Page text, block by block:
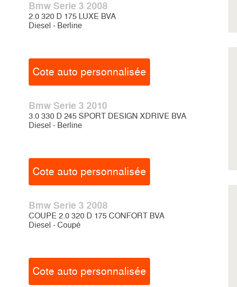
Bmw Serie 3 2008
2.0 320 D 175 LUXE BVA
Diesel - Berline
Cote auto personnalisée
Bmw Serie 3 2010
3.0 330 D 245 SPORT DESIGN XDRIVE BVA
Diesel - Berline
Cote auto personnalisée
Bmw Serie 3 2008
COUPE 2.0 320 D 175 CONFORT BVA
Diesel - Coupé
Cote auto personnalisée